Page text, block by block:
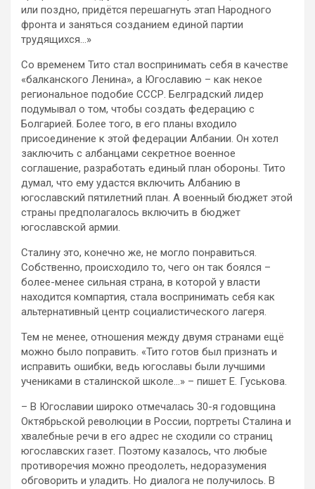
или поздно, придётся перешагнуть этап Народного
фронта и заняться созданием единой партии
трудящихся…»
Со временем Тито стал воспринимать себя в качестве
«балканского Ленина», а Югославию – как некое
региональное подобие СССР. Белградский лидер
подумывал о том, чтобы создать федерацию с
Болгарией. Более того, в его планы входило
присоединение к этой федерации Албании. Он хотел
заключить с албанцами секретное военное
соглашение, разработать единый план обороны. Тито
думал, что ему удастся включить Албанию в
югославский пятилетний план. А военный бюджет этой
страны предполагалось включить в бюджет
югославской армии.
Сталину это, конечно же, не могло понравиться.
Собственно, происходило то, чего он так боялся –
более-менее сильная страна, в которой у власти
находится компартия, стала воспринимать себя как
альтернативный центр социалистического лагеря.
Тем не менее, отношения между двумя странами ещё
можно было поправить. «Тито готов был признать и
исправить ошибки, ведь югославы были лучшими
учениками в сталинской школе…» – пишет Е. Гуськова.
– В Югославии широко отмечалась 30-я годовщина
Октябрьской революции в России, портреты Сталина и
хвалебные речи в его адрес не сходили со страниц
югославских газет. Поэтому казалось, что любые
противоречия можно преодолеть, недоразумения
обговорить и уладить. Но диалога не получилось. В